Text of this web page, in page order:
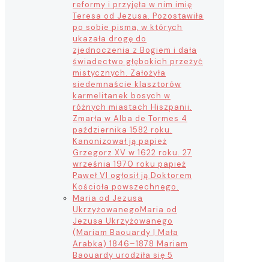
reformy i przyjęła w nim imię
Teresa od Jezusa. Pozostawiła
po sobie pisma, w których
ukazała drogę do
zjednoczenia z Bogiem i dała
świadectwo głębokich przeżyć
mistycznych. Założyła
siedemnaście klasztorów
karmelitanek bosych w
różnych miastach Hiszpanii.
Zmarła w Alba de Tormes 4
października 1582 roku.
Kanonizował ją papież
Grzegorz XV w 1622 roku. 27
września 1970 roku papież
Paweł VI ogłosił ją Doktorem
Kościoła powszechnego.
Maria od Jezusa
UkrzyżowanegoMaria od
Jezusa Ukrzyżowanego
(Mariam Baouardy | Mała
Arabka) 1846–1878 Mariam
Baouardy urodziła się 5